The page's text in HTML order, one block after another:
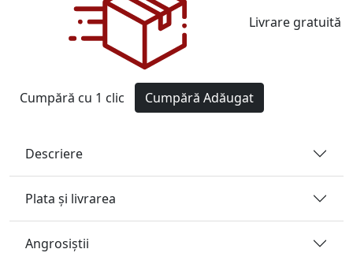
Livrare gratuită
Cumpără cu 1 clic Cumpără Adăugat
Descriere
Plata și livrarea
Angrosiştii